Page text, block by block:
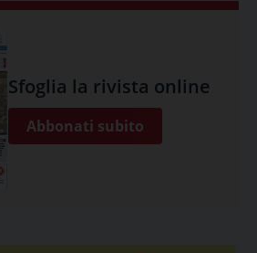
Sfoglia la rivista online
Abbonati subito